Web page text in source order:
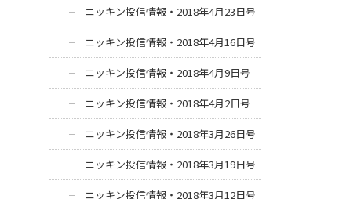
ニッキン投信情報・2018年4月23日号
ニッキン投信情報・2018年4月16日号
ニッキン投信情報・2018年4月9日号
ニッキン投信情報・2018年4月2日号
ニッキン投信情報・2018年3月26日号
ニッキン投信情報・2018年3月19日号
ニッキン投信情報・2018年3月12日号